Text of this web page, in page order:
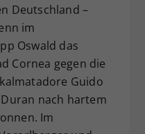
Deutschland –
im
Oswald das
Cornea gegen die
Guido
nach hartem
Im